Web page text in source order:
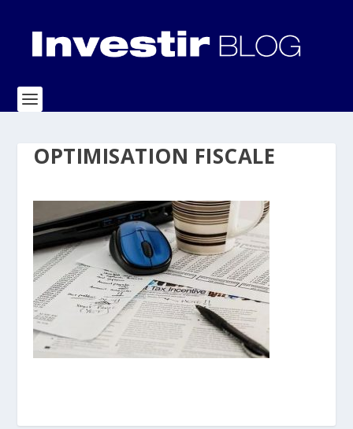
OPTIMISATION FISCALE